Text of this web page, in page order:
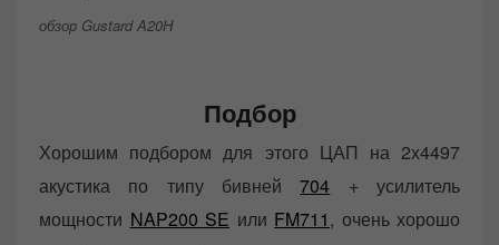
обзор Gustard A20H
Подбор
Хорошим подбором для этого ЦАП на 2х4497
акустика по типу бивней704 + усилитель
мощности NAP200 SE или FM711, очень хорошо